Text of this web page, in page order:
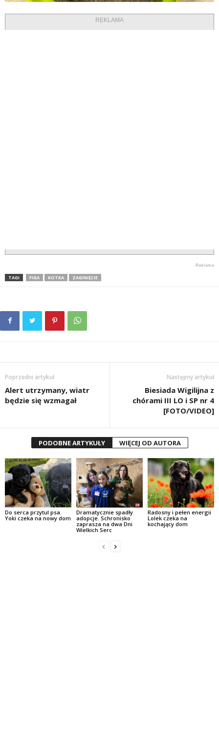
REKLAMA
TAGI FIGA KOTKA ZAGINIĘCIE
Poprzedni artykuł
Alert utrzymany, wiatr
będzie się wzmagał
Następny artykuł
Biesiada Wigilijna z
chórami III LO i SP nr 4
[FOTO/VIDEO]
PODOBNE ARTYKUŁY WIĘCEJ OD AUTORA
Do serca przytul psa.
Yoki czeka na nowy dom
Dramatycznie spadły
adopcje. Schronisko
zaprasza na dwa Dni
Wielkich Serc
Radosny i pełen energii
Lolek czeka na
kochający dom